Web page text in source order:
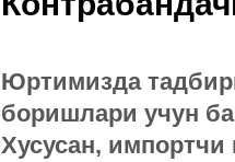
Юртимизда
боришлари учун
Хусусан,